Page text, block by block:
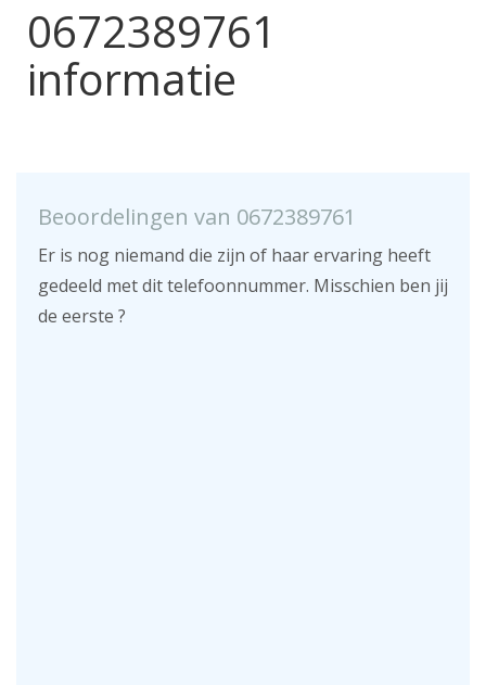
0672389761
informatie
Beoordelingen van 0672389761
Er is nog niemand die zijn of haar ervaring heeft
gedeeld met dit telefoonnummer. Misschien ben jij
de eerste ?